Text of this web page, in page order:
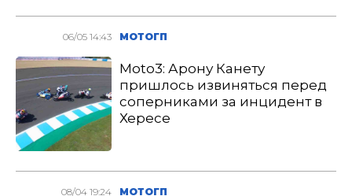
06/05 14:43 МОТОГП
Moto3: Арону Канету
пришлось извиняться перед
соперниками за инцидент в
Хересе
08/04 19:24 МОТОГП